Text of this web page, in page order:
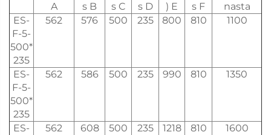
A
s B
s C
s D
) E
s F
nasta
ES-
F-5-
500*
235
562 576 500 235 800 810 1100
ES-
F-5-
500*
235
562 586 500 235 990 810 1350
ES-
562 608 500 235 1218 810 1600